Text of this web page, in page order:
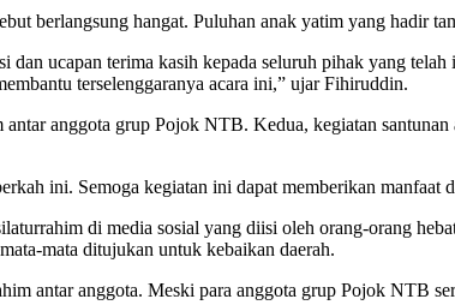
berlangsung hangat. Puluhan anak yatim yang hadir
ucapan terima kasih kepada seluruh pihak yang telah
terselenggaranya acara ini,” ujar Fihiruddin.
anggota grup Pojok NTB. Kedua, kegiatan
ini. Semoga kegiatan ini dapat memberikan manfaat
di media sosial yang diisi oleh orang-orang
mata ditujukan untuk kebaikan daerah.
antar anggota. Meski para anggota grup Pojok NTB